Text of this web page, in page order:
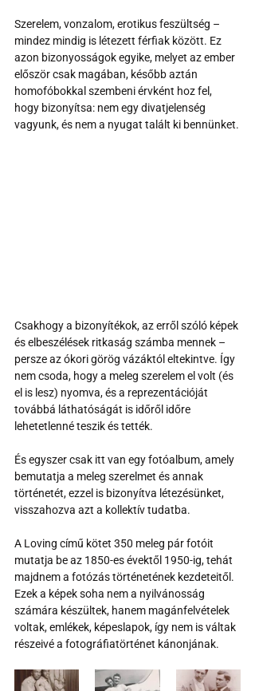
Szerelem, vonzalom, erotikus feszültség –
mindez mindig is létezett férfiak között. Ez
azon bizonyosságok egyike, melyet az ember
először csak magában, később aztán
homofóbokkal szembeni érvként hoz fel,
hogy bizonyítsa: nem egy divatjelenség
vagyunk, és nem a nyugat talált ki bennünket.
Csakhogy a bizonyítékok, az erről szóló képek
és elbeszélések ritkaság számba mennek –
persze az ókori görög vázáktól eltekintve. Így
nem csoda, hogy a meleg szerelem el volt (és
el is lesz) nyomva, és a reprezentációját
továbbá láthatóságát is időről időre
lehetetlenné teszik és tették.
És egyszer csak itt van egy fotóalbum, amely
bemutatja a meleg szerelmet és annak
történetét, ezzel is bizonyítva létezésünket,
visszahozva azt a kollektív tudatba.
A Loving című kötet 350 meleg pár fotóit
mutatja be az 1850-es évektől 1950-ig, tehát
majdnem a fotózás történetének kezdeteitől.
Ezek a képek soha nem a nyilvánosság
számára készültek, hanem magánfelvételek
voltak, emlékek, képeslapok, így nem is váltak
részeivé a fotográfiatörténet kánonjának.